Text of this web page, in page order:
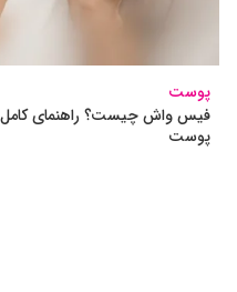
پوست
فیس واش چیست؟ راهنمای کامل
پوست